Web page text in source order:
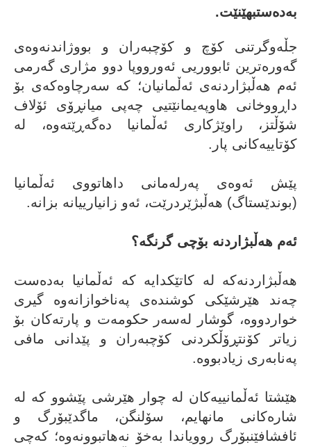
بەدەستبهێنێت.
جڵەوگرتنی کۆچ و کۆچبەران و بووژاندنەوەی
گەورەترین ئابووریی ئەورووپا دوو مژاری گەرمی
ئەم هەڵبژاردنەی ئەڵمانیان؛ کە سەرچاوەکەی بۆ
داڕووخانی هاوپەیمانێتیی چەپی میانڕۆی ئۆلاف
شۆڵتز، راوێژکاری ئەڵمانیا دەگەڕێتەوە، لە
کۆتاییەکانی پار.
پێش ئەوەی پەرلەمانی داهاتووی ئەڵمانیا
(بوندێستاگ) هەڵبژێردرێت، ئەو زانیارییانە بزانە.
ئەم هەڵبژاردنە بۆچی گرنگە؟
هەڵبژاردنەکە لە کاتێکدایە کە ئەڵمانیا بەدەست
چەند هێرشێکی کوشندەی پەناخوازانەوە گیری
خواردووە، گوشار لەسەر حکومەت و پارتەکان بۆ
زیاتر کۆنتڕۆڵکردنی کۆچبەران و پێدانی مافی
پەنابەری زیادبووە.
هێشتا ئەڵمانییەکان لە چوار هێرشی پێشوو کە لە
شارەکانی مانهایم، سۆلنگن، ماگدێبۆرگ و
ئافشافێنبۆرگ روویاندا بەخۆ نەهاتبوونەوە؛ کەچی